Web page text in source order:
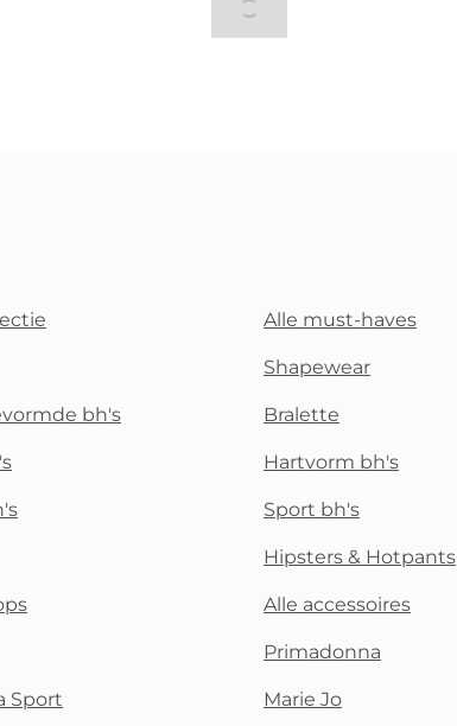
Alle must-haves
Shapewear
bh's Bralette
Hartvorm bh's
Sport bh's
Hipsters & Hotpants
Alle accessoires
Primadonna
Sport Marie Jo